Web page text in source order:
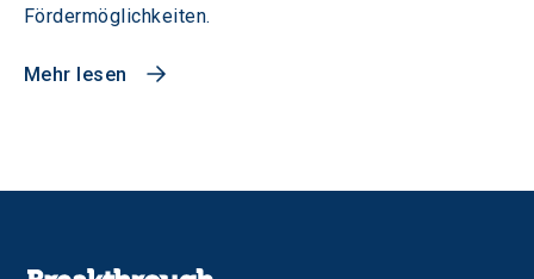
Fördermöglichkeiten.
Mehr lesen